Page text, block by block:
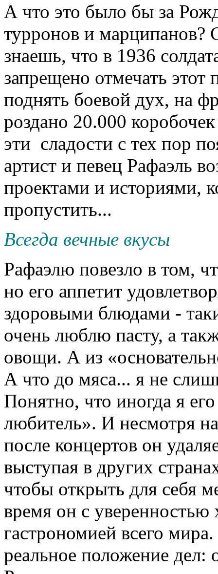
А что это было бы за
турронов и марципанов?
знаешь, что в 1936
запрещено отмечать этот
поднять боевой дух, на
роздано 20.000
эти сладости с тех пор
артист и певец Рафаэль
проектами и историями,
пропустить...
Всегда вечные вкусы
Рафаэлю повезло в том,
но его аппетит
здоровыми блюдами -
очень люблю пасту, а
овощи. А из
А что до мяса... я не
Понятно, что иногда я
любитель». И несмотря
после концертов он
выступая в других
чтобы открыть для себя
время он с уверенностью
гастрономией всего
реальное положение дел: